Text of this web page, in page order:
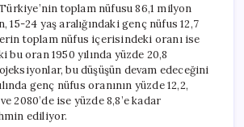
için
toplam nüfusu 86,1 milyon
24 yaş aralığındaki genç nüfus 12,7
toplam nüfus içerisindeki oranı ise
bu oran 1950 yılında yüzde 20,8
bu düşüşün devam edeceğini
genç nüfus oranının yüzde 12,2,
2080’de ise yüzde 8,8’e kadar
ediliyor.